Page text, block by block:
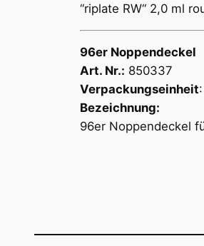
“riplate RW“ 2,0 ml
96er Noppendeckel
Art. Nr.: 850337
Verpackungseinheit
Bezeichnung:
96er Noppendeckel